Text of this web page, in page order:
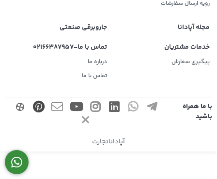
رویه ارسال سفارشات
مجله آپادانا
جاروبرقی صنعتی
خدمات مشتریان
پیگیری سفارش
تماس با ما-02166387957
درباره ما
تماس با ما
با ما همراه
باشید
آپاداناتجارت